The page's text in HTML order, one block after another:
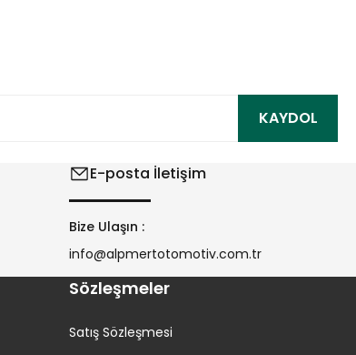
KAYDOL
E-posta İletişim
Bize Ulaşın :
info@alpmertotomotiv.com.tr
Sözleşmeler
Satış Sözleşmesi